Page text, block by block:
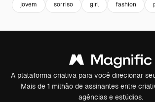
jovem sorriso girl fashion
A plataforma criativa para você direcionar
Mais de 1 milhão de assinantes entre
agências e estúdios.